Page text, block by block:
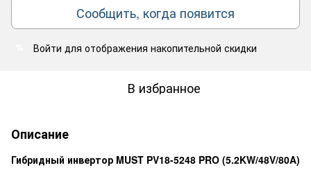
Сообщить, когда появится
Войти для отображения накопительной скидки
В избранное
Описание
Гибридный инвертор MUST PV18-5248 PRO (5.2KW/48V/80A)